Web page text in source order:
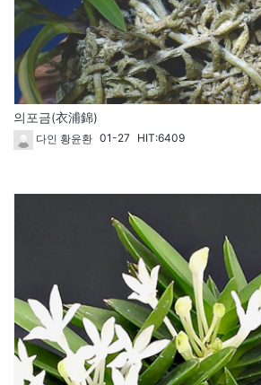
의포금(衣浦錦)
다인 황윤환 01-27 HIT:6409